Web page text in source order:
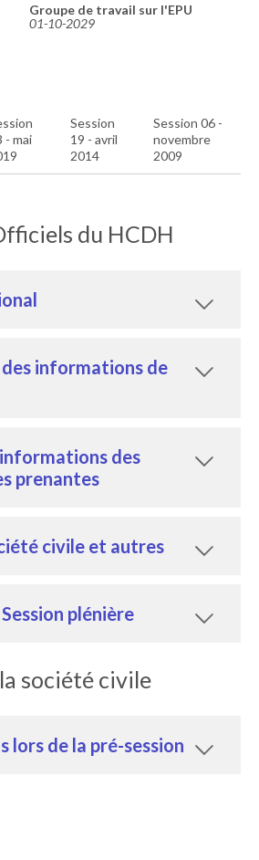
Groupe de travail sur l'EPU
01-10-2029
- mai
Session
19 - avril
2014
Session 06 -
novembre
2009
du HCDH
informations de
des
prenantes
civile et autres
plénière
société civile
lors de la pré-session